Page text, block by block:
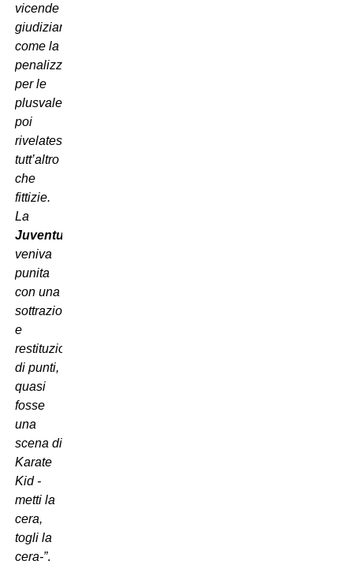
vicende
giudiziarie
come la
penalizzazione
per le
plusvalenze,
poi
rivelatesi
tutt’altro
che
fittizie.
La
Juventus
veniva
punita
con una
sottrazione
e
restituzione
di punti,
quasi
fosse
una
scena di
Karate
Kid -
metti la
cera,
togli la
cera-”.